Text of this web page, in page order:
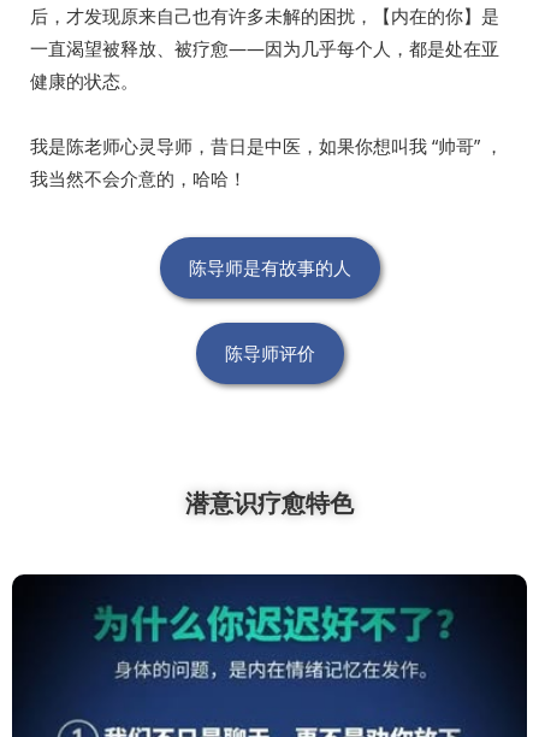
后，才发现原来自己也有许多未解的困扰，【内在的你】是
一直渴望被释放、被疗愈——因为几乎每个人，都是处在亚
健康的状态。
我是陈老师心灵导师，昔日是中医，如果你想叫我 “帅哥” ，
我当然不会介意的，哈哈！
陈导师是有故事的人
陈导师评价
潜意识疗愈特色